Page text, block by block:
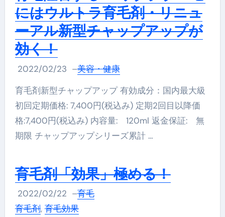
にはウルトラ育毛剤・リニュ
ーアル新型チャップアップが
効く！
2022/02/23 –美容・健康
育毛剤新型チャップアップ 有効成分：国内最大級
初回定期価格: 7,400円(税込み) 定期2回目以降価
格:7,400円(税込み) 内容量: 120ml 返金保証: 無
期限 チャップアップシリーズ累計 …
育毛剤「効果」極める！
2022/02/22 –育毛
育毛剤,育毛効果